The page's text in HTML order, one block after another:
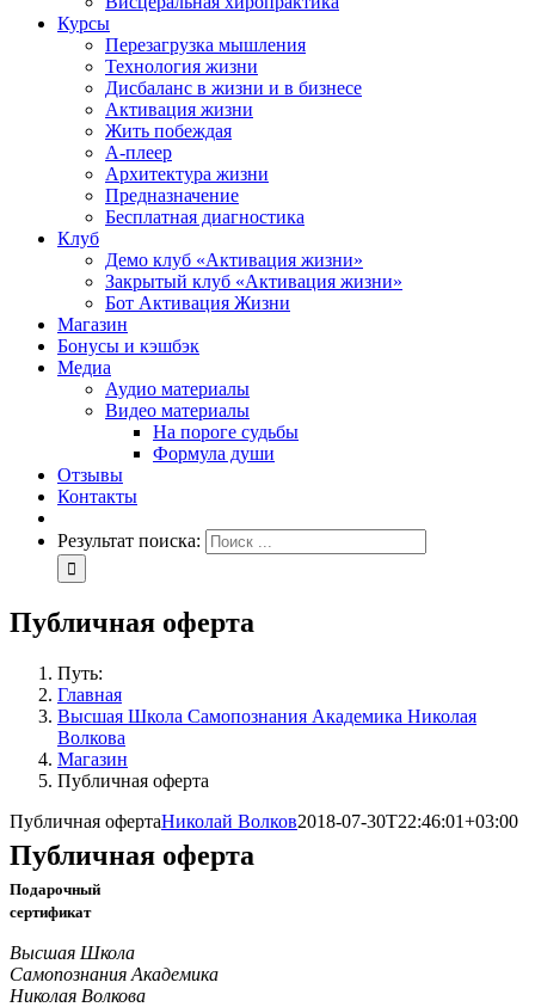
Курсы
Перезагрузка мышления
Технология жизни
Дисбаланс в жизни и в бизнесе
Активация жизни
Жить побеждая
А-плеер
Архитектура жизни
Предназначение
Бесплатная диагностика
Клуб
Демо клуб «Активация жизни»
Закрытый клуб «Активация жизни»
Бот Активация Жизни
Магазин
Бонусы и кэшбэк
Медиа
Аудио материалы
Видео материалы
На пороге судьбы
Формула души
Отзывы
Контакты
Результат поиска:
Публичная оферта
Путь:
Главная
Высшая Школа Самопознания Академика Николая
Волкова
Магазин
Публичная оферта
Публичная офертаНиколай Волков2018-07-30T22:46:01+03:00
Публичная оферта
Подарочный
сертификат
Высшая Школа
Самопознания Академика
Николая Волкова